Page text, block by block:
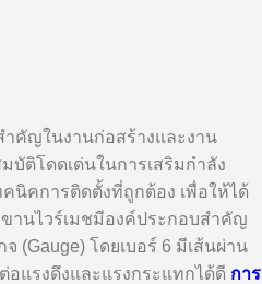
ำคัญในงานก่อสร้างและงาน
ติโดดเด่นในการเสริมกำลัง
นิคการติดตั้งที่ถูกต้อง เพื่อให้ได้
านไวร์เมชมีองค์ประกอบสำคัญ
(Gauge) โดยเบอร์ 6 มีเส้นผ่าน
แรงดึงและแรงกระแทกได้ดี การ